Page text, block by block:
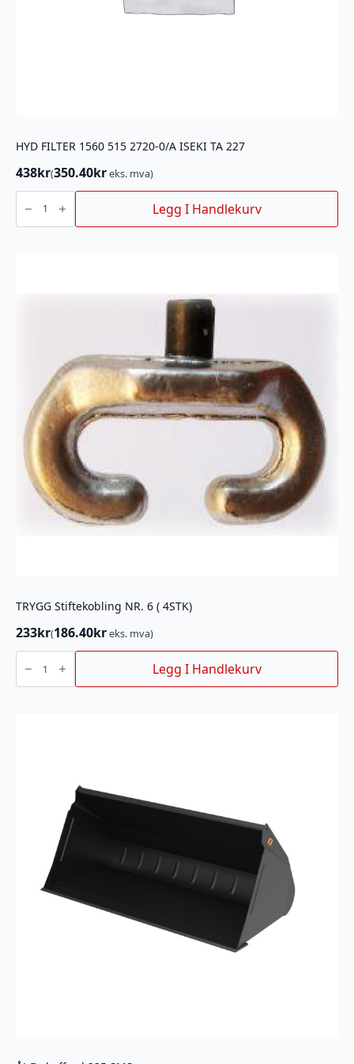
HYD FILTER 1560 515 2720-0/A ISEKI TA 227
438kr(350.40kreks. mva)
HYD
FILTER
1560
515
Legg I Handlekurv
TRYGG Stiftekobling NR. 6 ( 4STK)
233kr(186.40kreks. mva)
TRYGG
Stiftekobling
NR.
6
Legg I Handlekurv